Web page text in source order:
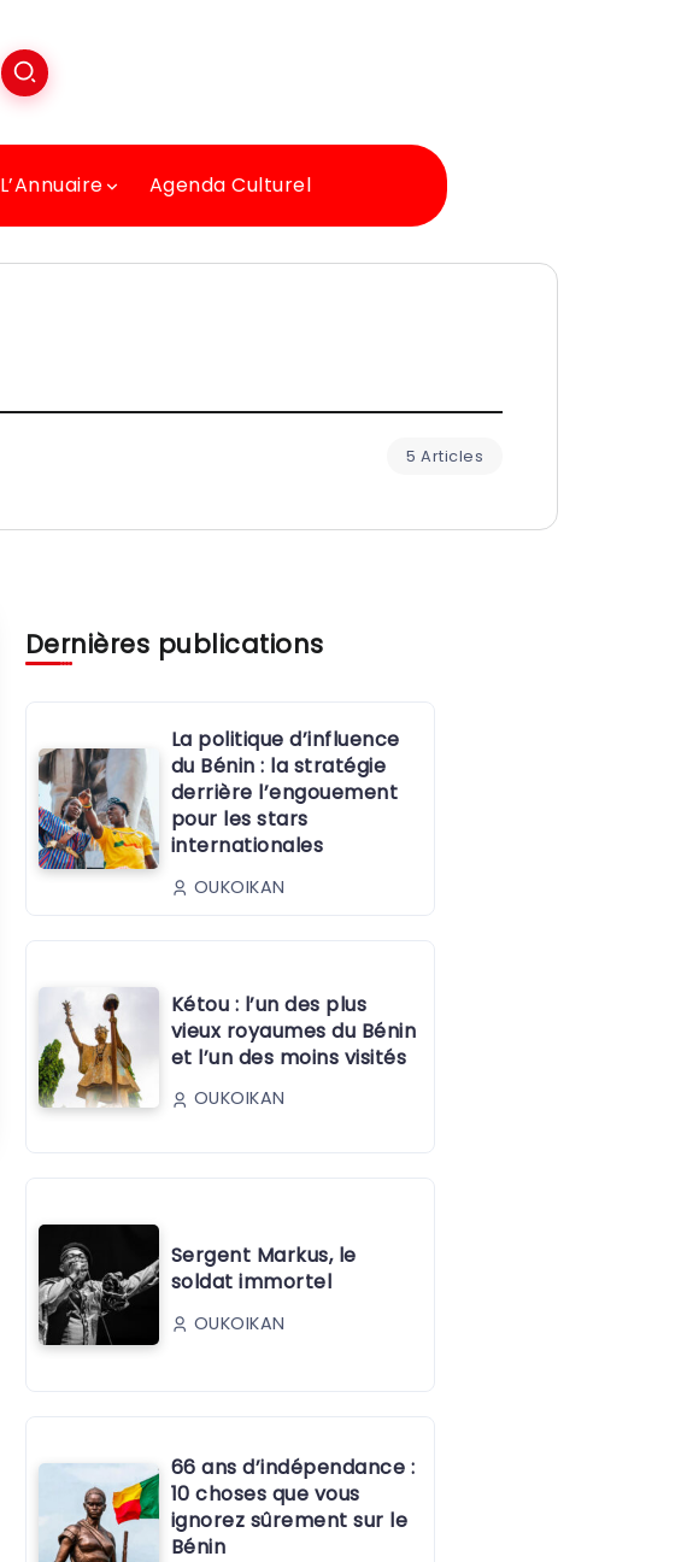
L’Annuaire Agenda Culturel
5 Articles
Dernières publications
La politique d’influence
du Bénin : la stratégie
derrière l’engouement
pour les stars
internationales
OUKOIKAN
Kétou : l’un des plus
vieux royaumes du Bénin
et l’un des moins visités
OUKOIKAN
Sergent Markus, le
soldat immortel
OUKOIKAN
66 ans d’indépendance :
10 choses que vous
ignorez sûrement sur le
Bénin